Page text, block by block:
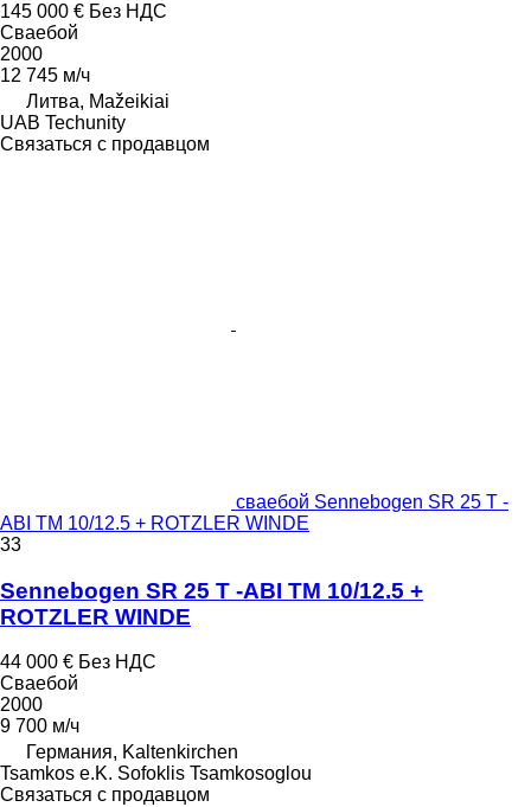
145 000 € Без НДС
Сваебой
2000
12 745 м/ч
Литва, Mažeikiai
UAB Techunity
Связаться с продавцом
сваебой Sennebogen SR 25 T -
ABI TM 10/12.5 + ROTZLER WINDE
33
Sennebogen SR 25 T -ABI TM 10/12.5 +
ROTZLER WINDE
44 000 € Без НДС
Сваебой
2000
9 700 м/ч
Германия, Kaltenkirchen
Tsamkos e.K. Sofoklis Tsamkosoglou
Связаться с продавцом